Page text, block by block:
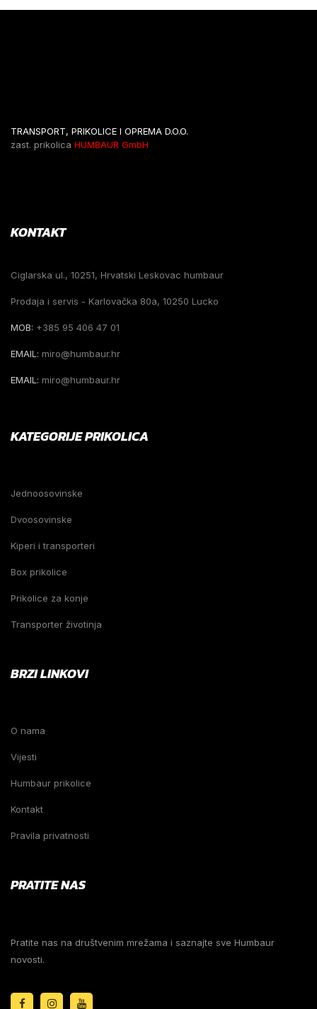
TRANSPORT, PRIKOLICE I OPREMA D.O.O.
zast. prikolica HUMBAUR GmbH
KONTAKT
Ciglarska ul., 10251, Hrvatski Leskovac humbaur
Prodaja i servis - Karlovačka 80a, 10250 Lucko
MOB: +385 95 406 47 01
EMAIL: miro@humbaur.hr
EMAIL: miro@humbaur.hr
KATEGORIJE PRIKOLICA
Jednoosovinske
Dvoosovinske
Kiperi i transporteri
Box prikolice
Prikolice za konje
Transporter životinja
BRZI LINKOVI
O nama
Vijesti
Humbaur prikolice
Kontakt
Pravila privatnosti
PRATITE NAS
Pratite nas na društvenim mrežama i saznajte sve Humbaur
novosti.